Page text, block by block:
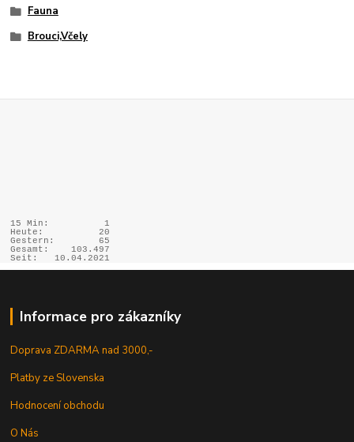
Fauna
Brouci,Včely
15 Min:
1
Heute:
20
Gestern:
65
Gesamt:
103.497
Seit:
10.04.2021
Informace pro zákazníky
Doprava ZDARMA nad 3000,-
Platby ze Slovenska
Hodnocení obchodu
O Nás